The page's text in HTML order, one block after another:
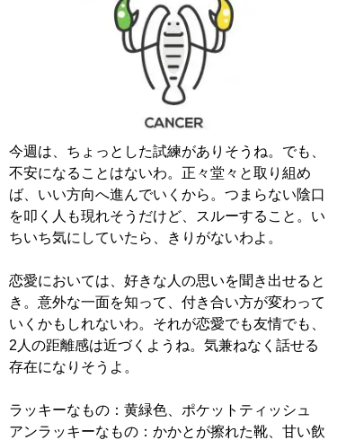
今週は、ちょっとした試練がありそうね。でも、
不安になることはないわ。正々堂々と取り組め
ば、いい方向へ進んでいくから。つまらない陰口
を叩く人も現れそうだけど、スルーすること。い
ちいち気にしていたら、きりがないわよ。
恋愛においては、好きな人の思いを聞き出せると
き。意外な一面を知って、付き合い方が変わって
いくかもしれないわ。それが恋愛でも友情でも、
2人の距離感は近づくようね。気兼ねなく話せる
存在になりそうよ。
ラッキーなもの：黄緑色、ポケットティッシュ
アンラッキーなもの：かかとが擦れた靴、甘い飲